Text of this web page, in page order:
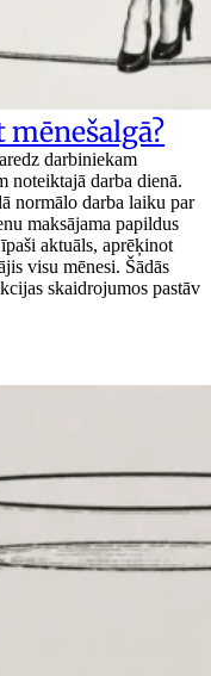
darbiniekam
noteiktajā darba dienā.
normālo darba laiku par
maksājama papildus
aktuāls, aprēķinot
visu mēnesi. Šādās
skaidrojumos pastāv